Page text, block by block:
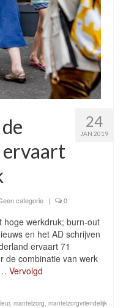
24
JAN 2019
categorie | 0
hoge werkdruk; burn-out
en het AD schrijven
ervaart 71
de combinatie van werk
Vervolgd
, mantelzorg, mantelzorgvriendelijk